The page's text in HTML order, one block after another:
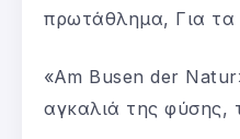
πρωτάθλημα, Για
«Am Busen der
αγκαλιά της φύσης,